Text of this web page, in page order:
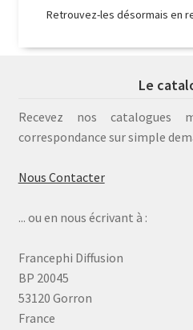
Retrouvez-les désormais en
Le
Recevez nos catalogues
correspondance sur simple
Nous Contacter
... ou en nous écrivant à :
Francephi Diffusion
BP 20045
53120 Gorron
France